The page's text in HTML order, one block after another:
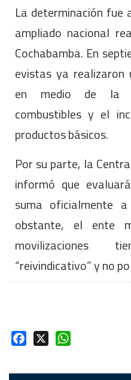
La determinación fue
ampliado nacional
Cochabamba. En
evistas ya realizaron
en medio de la
combustibles y el
productos básicos.
Por su parte, la
informó que
suma oficialmente
obstante, el ente
movilizaciones
“reivindicativo” y no
Facebook